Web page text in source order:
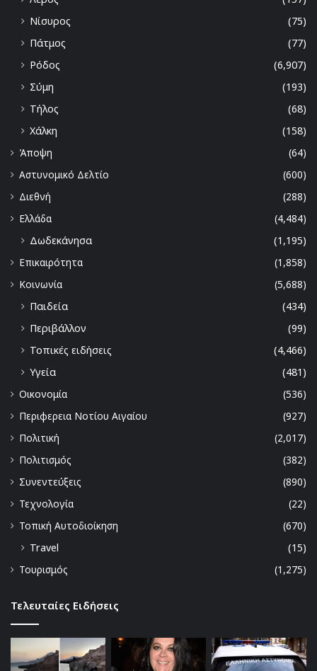
Νίσυρος
(75)
Πάτμος
(77)
Ρόδος
(6,907)
Σύμη
(193)
Τήλος
(68)
Χάλκη
(158)
Άποψη
(64)
Αστυνομικό Δελτίο
(600)
Διεθνή
(288)
Ελλάδα
(4,484)
Δωδεκάνησα
(1,195)
Επικαιρότητα
(1,858)
Κοινωνία
(5,688)
Παιδεία
(434)
Περιβάλλον
(99)
Τοπικές ειδήσεις
(4,466)
Υγεία
(481)
Οικονομία
(536)
Περιφερεια Νοτίου Αιγαίου
(927)
Πολιτική
(2,017)
Πολιτισμός
(382)
Συνεντεύξεις
(890)
Τεχνολογία
(22)
Τοπική Αυτοδιοίκηση
(670)
Travel
(15)
Τουρισμός
(1,275)
Τελευταίες Ειδήσεις